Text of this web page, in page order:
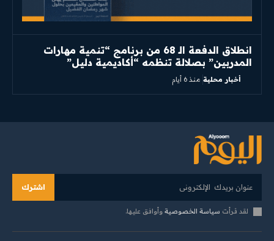
انطلاق الدفعة الـ 68 من برنامج “تنمية مهارات
المدربين” بصلالة تنظمه “أكاديمية دليل”
أخبار محلية منذ 6 أيام
اشترك
لقد قرأت سياسة الخصوصية وأوافق عليها.